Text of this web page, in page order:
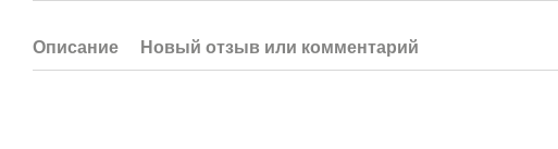
Описание Новый отзыв или комментарий